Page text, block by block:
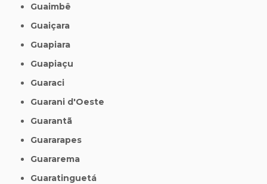
Guaimbê
Guaiçara
Guapiara
Guapiaçu
Guaraci
Guarani d'Oeste
Guarantã
Guararapes
Guararema
Guaratinguetá